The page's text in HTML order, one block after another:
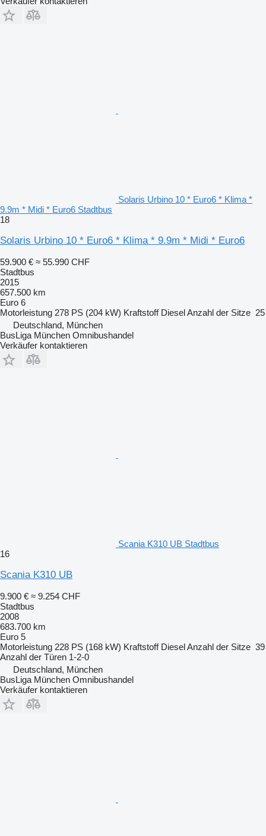
Solaris Urbino 10 * Euro6 * Klima *
9.9m * Midi * Euro6 Stadtbus
18
Solaris Urbino 10 * Euro6 * Klima * 9.9m * Midi * Euro6
59.900 € ≈ 55.990 CHF
Stadtbus
2015
657.500 km
Euro 6
Motorleistung 278 PS (204 kW) Kraftstoff DieselAnzahl der Sitze 25
Deutschland, München
BusLiga München Omnibushandel
Verkäufer kontaktieren
Scania K310 UB Stadtbus
16
Scania K310 UB
9.900 € ≈ 9.254 CHF
Stadtbus
2008
683.700 km
Euro 5
Motorleistung 228 PS (168 kW) Kraftstoff DieselAnzahl der Sitze 39
Anzahl der Türen 1-2-0
Deutschland, München
BusLiga München Omnibushandel
Verkäufer kontaktieren